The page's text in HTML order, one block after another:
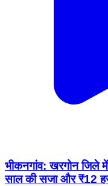
भीकनगांव: खरगोन जिले
साल की सजा और ₹12